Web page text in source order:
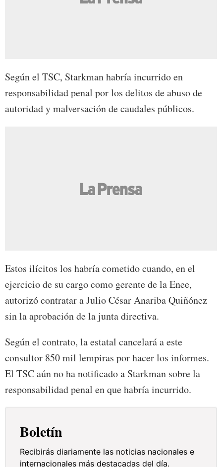
Según el TSC, Starkman habría incurrido en
responsabilidad penal por los delitos de abuso de
autoridad y malversación de caudales públicos.
Estos ilícitos los habría cometido cuando, en el
ejercicio de su cargo como gerente de la Enee,
autorizó contratar a Julio César Anariba Quiñónez
sin la aprobación de la junta directiva.
Según el contrato, la estatal cancelará a este
consultor 850 mil lempiras por hacer los informes.
El TSC aún no ha notificado a Starkman sobre la
responsabilidad penal en que habría incurrido.
Boletín
Recibirás diariamente las noticias nacionales e
internacionales más destacadas del día.